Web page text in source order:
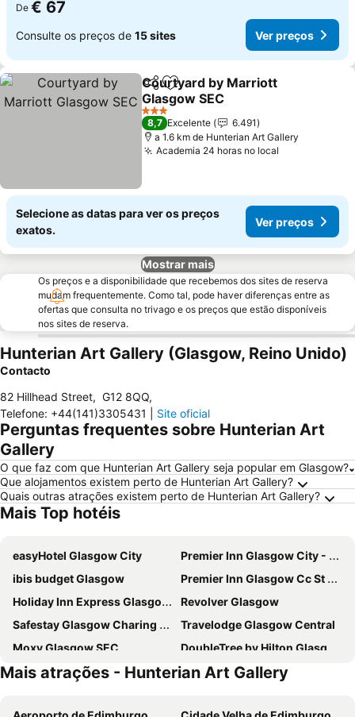
De € 67
Consulte os preços de 15 sites Ver preços
PartilharAdicionar aos favoritos
Courtyard by Marriott
Glasgow SEC
Ver preços
3 Estrelas
8,7 Excelente
6.491
a 1.6 km de Hunterian Art Gallery
Academia 24 horas no local
Selecione as datas para ver os preços
exatos.
Ver preços
Mostrar mais
Os preços e a disponibilidade que recebemos dos sites de reserva
mudam frequentemente. Como tal, pode haver diferenças entre as
ofertas que consulta no trivago e os preços que estão disponíveis
nos sites de reserva.
Hunterian Art Gallery (Glasgow, Reino Unido)
Contacto
82 Hillhead Street, G12 8QQ,
Telefone: +44(141)3305431 Site oficial
Perguntas frequentes sobre Hunterian Art
Gallery
O que faz com que Hunterian Art Gallery seja popular em Glasgow?
Que alojamentos existem perto de Hunterian Art Gallery?
Quais outras atrações existem perto de Hunterian Art Gallery?
Mais Top hotéis
easyHotel Glasgow City
Premier Inn Glasgow City - George Square
ibis budget Glasgow
Premier Inn Glasgow Cc St Enoch Square
Holiday Inn Express Glasgow - City Ctr Riverside By Ihg
Revolver Glasgow
Safestay Glasgow Charing Cross
Travelodge Glasgow Central
Moxy Glasgow SEC
DoubleTree by Hilton Glasgow Central
Travelodge Glasgow Queen Street
Holiday Inn Glasgow Airport by IHG
Mais atrações - Hunterian Art Gallery